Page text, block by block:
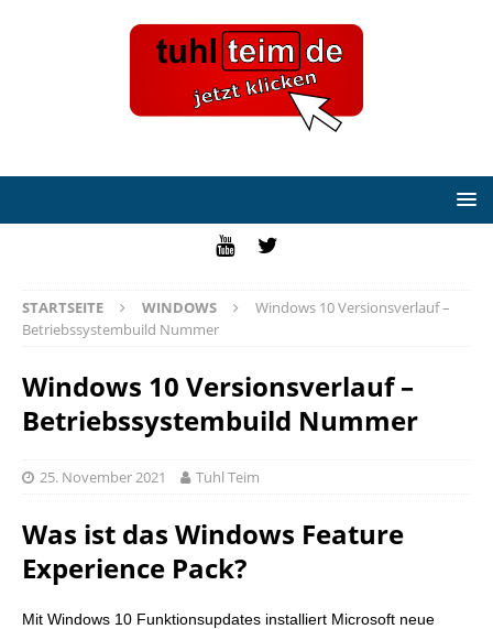
STARTSEITE WINDOWS
Windows 10 Versionsverlauf –
Betriebssystembuild Nummer
Windows 10 Versionsverlauf –
Betriebssystembuild Nummer
25. November 2021 Tuhl Teim
Was ist das Windows Feature
Experience Pack?
Mit Windows 10 Funktionsupdates installiert Microsoft neue